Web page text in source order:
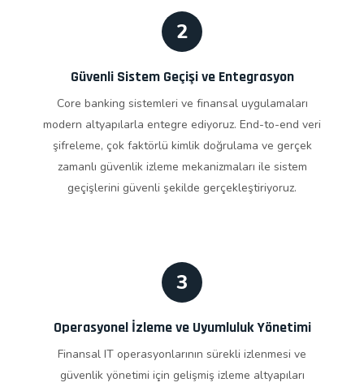
2
Güvenli Sistem Geçişi ve Entegrasyon
Core banking sistemleri ve finansal uygulamaları
modern altyapılarla entegre ediyoruz. End-to-end veri
şifreleme, çok faktörlü kimlik doğrulama ve gerçek
zamanlı güvenlik izleme mekanizmaları ile sistem
geçişlerini güvenli şekilde gerçekleştiriyoruz.
3
Operasyonel İzleme ve Uyumluluk Yönetimi
Finansal IT operasyonlarının sürekli izlenmesi ve
güvenlik yönetimi için gelişmiş izleme altyapıları